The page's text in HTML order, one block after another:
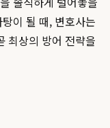
이 될 때, 변호사는
최상의 방어 전략을